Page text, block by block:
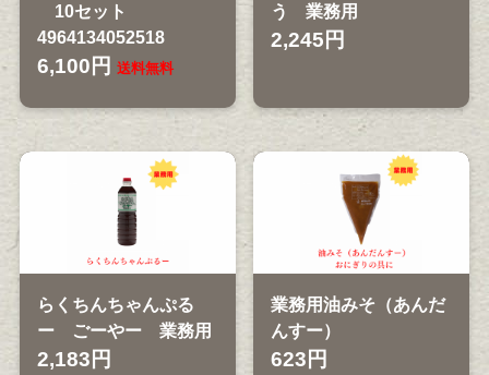
10セット
4964134052518
6,100円 送料無料
う 業務用
2,245円
らくちんちゃんぷる
ー ごーやー 業務用
2,183円
業務用油みそ（あんだ
んすー）
623円